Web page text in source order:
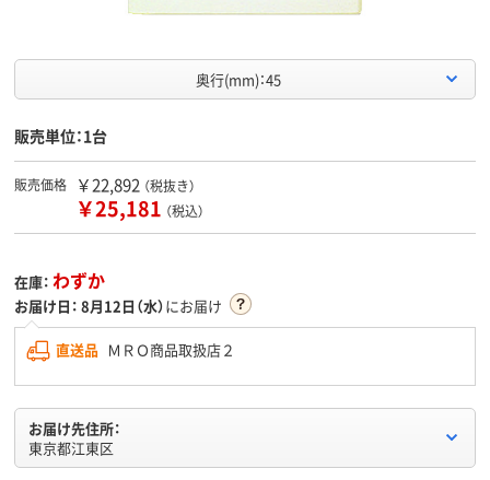
奥行(mm)：45
販売単位：1台
販売価格 ￥22,892 （税抜き）
￥25,181 （税込）
在庫： わずか
お届け日： 8月12日（水）にお届け
直送品 ＭＲＯ商品取扱店２
お届け先住所：
東京都江東区